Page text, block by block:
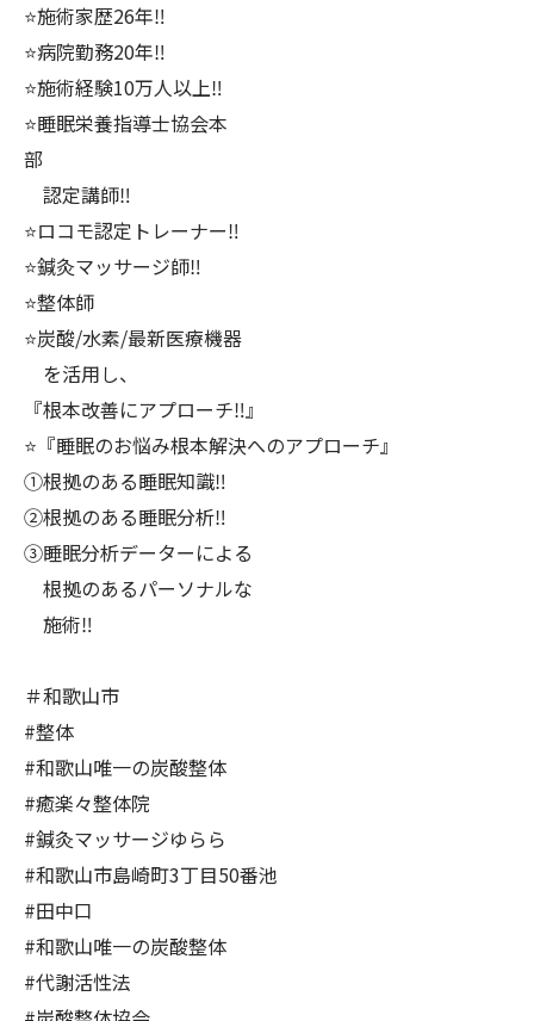
⭐️施術家歴26年‼️
⭐️病院勤務20年‼️
⭐️施術経験10万人以上‼️
⭐️睡眠栄養指導士協会本
部
認定講師‼️
⭐️ロコモ認定トレーナー‼️
⭐️鍼灸マッサージ師‼️
⭐️整体師
⭐️炭酸/水素/最新医療機器
を活用し、
『根本改善にアプローチ‼️』
⭐️『睡眠のお悩み根本解決へのアプローチ』
①根拠のある睡眠知識‼️
②根拠のある睡眠分析‼️
③睡眠分析データーによる
根拠のあるパーソナルな
施術‼️
＃和歌山市
#整体
#和歌山唯一の炭酸整体
#癒楽々整体院
#鍼灸マッサージゆらら
#和歌山市島崎町3丁目50番池
#田中口
#和歌山唯一の炭酸整体
#代謝活性法